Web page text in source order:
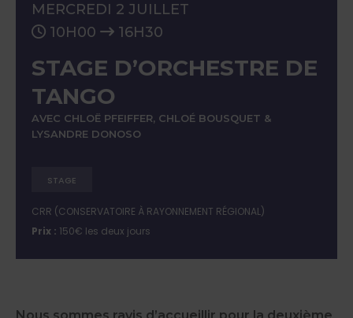
MERCREDI 2 JUILLET
10H00
16H30
STAGE D’ORCHESTRE DE
TANGO
AVEC CHLOË PFEIFFER, CHLOÉ BOUSQUET &
LYSANDRE DONOSO
STAGE
CRR (CONSERVATOIRE À RAYONNEMENT RÉGIONAL)
Prix : 150€ les deux jours